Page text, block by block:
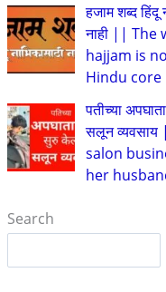
हजाम शब्द हिंदू
नाही || The
hajjam is
Hindu core
पतीच्या
सलून
salon
her
Search